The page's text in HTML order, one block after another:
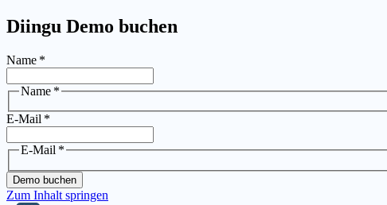
Diingu Demo buchen
Name *
Name *
E-Mail *
E-Mail *
Demo buchen
Zum Inhalt springen